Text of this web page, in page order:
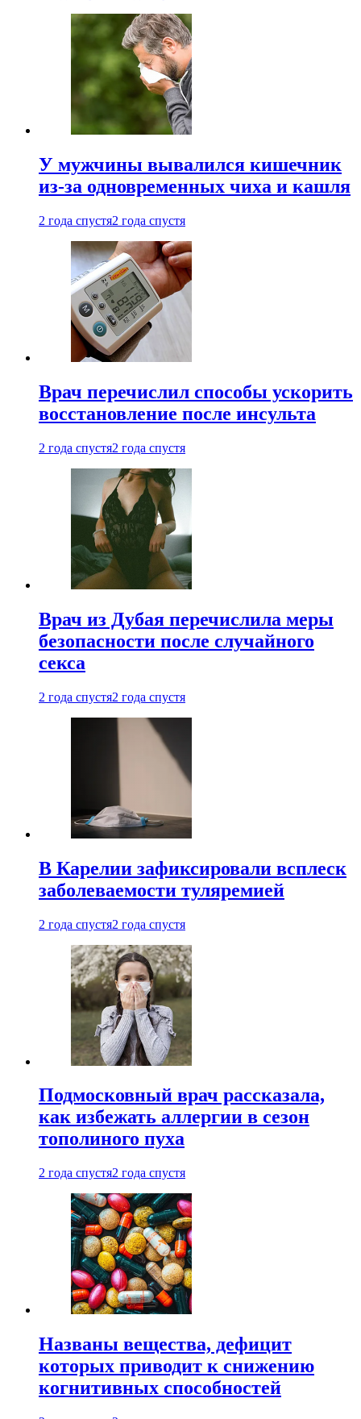
У мужчины вывалился кишечник
из-за одновременных чиха и кашля
2 года спустя2 года спустя
Врач перечислил способы ускорить
восстановление после инсульта
2 года спустя2 года спустя
Врач из Дубая перечислила меры
безопасности после случайного
секса
2 года спустя2 года спустя
В Карелии зафиксировали всплеск
заболеваемости туляремией
2 года спустя2 года спустя
Подмосковный врач рассказала,
как избежать аллергии в сезон
тополиного пуха
2 года спустя2 года спустя
Названы вещества, дефицит
которых приводит к снижению
когнитивных способностей